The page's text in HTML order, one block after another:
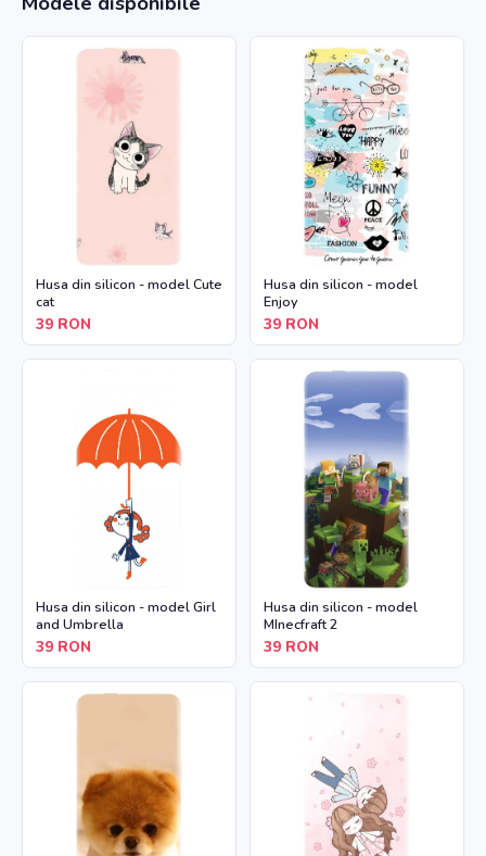
Husa din silicon - model Cute
cat
39 RON
Husa din silicon - model
Enjoy
39 RON
Husa din silicon - model Girl
and Umbrella
39 RON
Husa din silicon - model
MInecfraft 2
39 RON